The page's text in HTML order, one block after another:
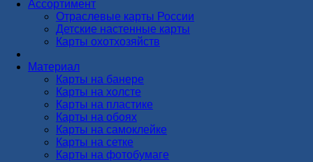
Ассортимент
Отраслевые карты России
Детские настенные карты
Карты охотхозяйств
Материал
Карты на банере
Карты на холсте
Карты на пластике
Карты на обоях
Карты на самоклейке
Карты на сетке
Карты на фотобумаге